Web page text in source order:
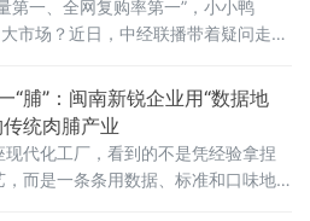
第一、全网复购率第一”，小小鸭
大市场？近日，中经联播带着疑问走进
5.8万平方米现代化车间智能高效，全
线有序作业，标准化生产保障产品品
靠。据了解，全家福集团创立于2004
食品行业二十余年，从单一肉制品加
为肉制品、烘焙馅料多元经营，已形
“脯”：闽南新锐企业用“数据地
传统肉脯产业
现代化工厂，看到的不是凭经验拿捏
，而是一条条用数据、标准和口味地